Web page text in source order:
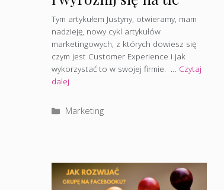
konkurencji – Justyna
Jakubczyk
Tym artykułem Justyny, otwieramy, mam
nadzieję, nowy cykl artykułów
marketingowych, z których dowiesz się
czym jest Customer Experience i jak
wykorzystać to w swojej firmie. … Czytaj
dalej
Kategorie
Marketing